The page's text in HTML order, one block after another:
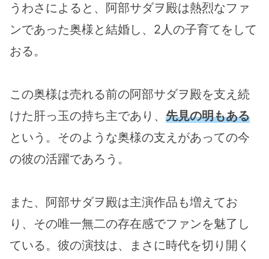
うわさによると、阿部サダヲ殿は熱烈なファ
ンであった奥様と結婚し、2人の子育てをして
おる。
この奥様は売れる前の阿部サダヲ殿を支え続
けた肝っ玉の持ち主であり、 先見の明もある
という。そのような奥様の支えがあっての今
の彼の活躍であろう。
また、阿部サダヲ殿は主演作品も増えてお
り、その唯一無二の存在感でファンを魅了し
ている。彼の演技は、まさに時代を切り開く